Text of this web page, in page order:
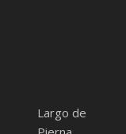
Largo de